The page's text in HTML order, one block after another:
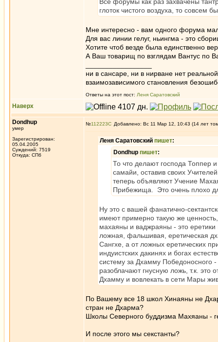
глоток чистого воздуха, то совсем
Мне интересно - вам одного форума
Для вас линии гелуг, ньингма - это
Хотите чтоб везде была единственно
А Ваш товарищ по взглядам Вантус по
ни в сансаре, ни в нирване нет
взаимозависимого становления
Ответы на этот пост: Леня Саратовский
Наверх
Dondhup
умер
Зарегистрирован:
05.04.2005
Суждений: 7519
Откуда: СПб
№112223 Добавлено: Вс 11 Мар 12, 10:43 (14 лет
Леня Саратовский пишет:
Dondhup пишет:
То что делают господа Топпер
самайи, оставив своих
теперь объявляют Учение
Прибежища. Это очень плохо
Ну это с вашей фанатично-
имеют примерно такую же
махаяны и ваджраяны - это
ложная, фальшивая, еретическая
Сангхе, а от ложных еретических
индуистских дакинях и богах
систему за Дхамму Победоносного
разоблачают гнусную ложь, т.к. это
Дхамму и вовлекать в сети Мары
По Вашему все 18 школ Хинаяны не
стран не Дхарма?
Школы Северного буддизма Махяаны -
И после этого мы секстанты?